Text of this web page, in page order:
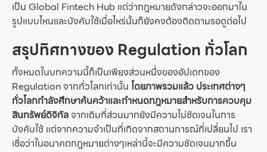
เป็น Global Fintech Hub แต่ว่ากฎหมายดังกล่าวจะออกมาใน
รูปแบบไหนและบังคับใช้เมื่อไหร่นั้นก็ยังคงต้องติดตามรอดูต่อไป
สรุปทิศทางของ Regulation ทั่วโลก
ทั้งหมดในบทความนี้ก็เป็นเพียงส่วนหนึ่งของอัปเดทของ
Regulation จากทั่วโลกเท่านั้น โดยภาพรวมแล้ว ประเทศต่างๆ
ทั่วโลกกำลังศึกษาค้นคว้าและกำหนดกฎหมายสำหรับการควบคุม
สินทรัพย์ดิจิทัลจากเดิมที่ส่วนมากยังมีความไม่ชัดเจนในการ
บังคับใช้ แต่จากความจำเป็นที่เกิดจากสถานการณ์ที่เปลี่ยนไป เรา
เชื่อว่าในอนาคตกฎหมายต่างๆเหล่านี้จะมีความชัดเจนมากขึ้น